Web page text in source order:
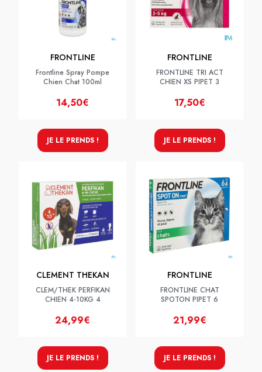
FRONTLINE
Frontline Spray Pompe
Chien Chat 100ml
14,50€
JE LE PRENDS !
FRONTLINE
FRONTLINE TRI ACT
CHIEN XS PIPET 3
17,50€
JE LE PRENDS !
CLEMENT THEKAN
CLEM/THEK PERFIKAN
CHIEN 4-10KG 4
24,99€
JE LE PRENDS !
FRONTLINE
FRONTLINE CHAT
SPOTON PIPET 6
21,99€
JE LE PRENDS !